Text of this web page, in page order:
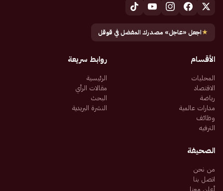
★اجعل «عاجل» مصدرك المفضل في قوقل
الأقسام
المحليات
الاقتصاد
رياضة
مدارات عالمية
وظائف
الترفيه
روابط سريعة
الرئيسية
مقالات الرأي
البحث
النشرة البريدية
الصحيفة
من نحن
اتصل بنا
أعلن معنا